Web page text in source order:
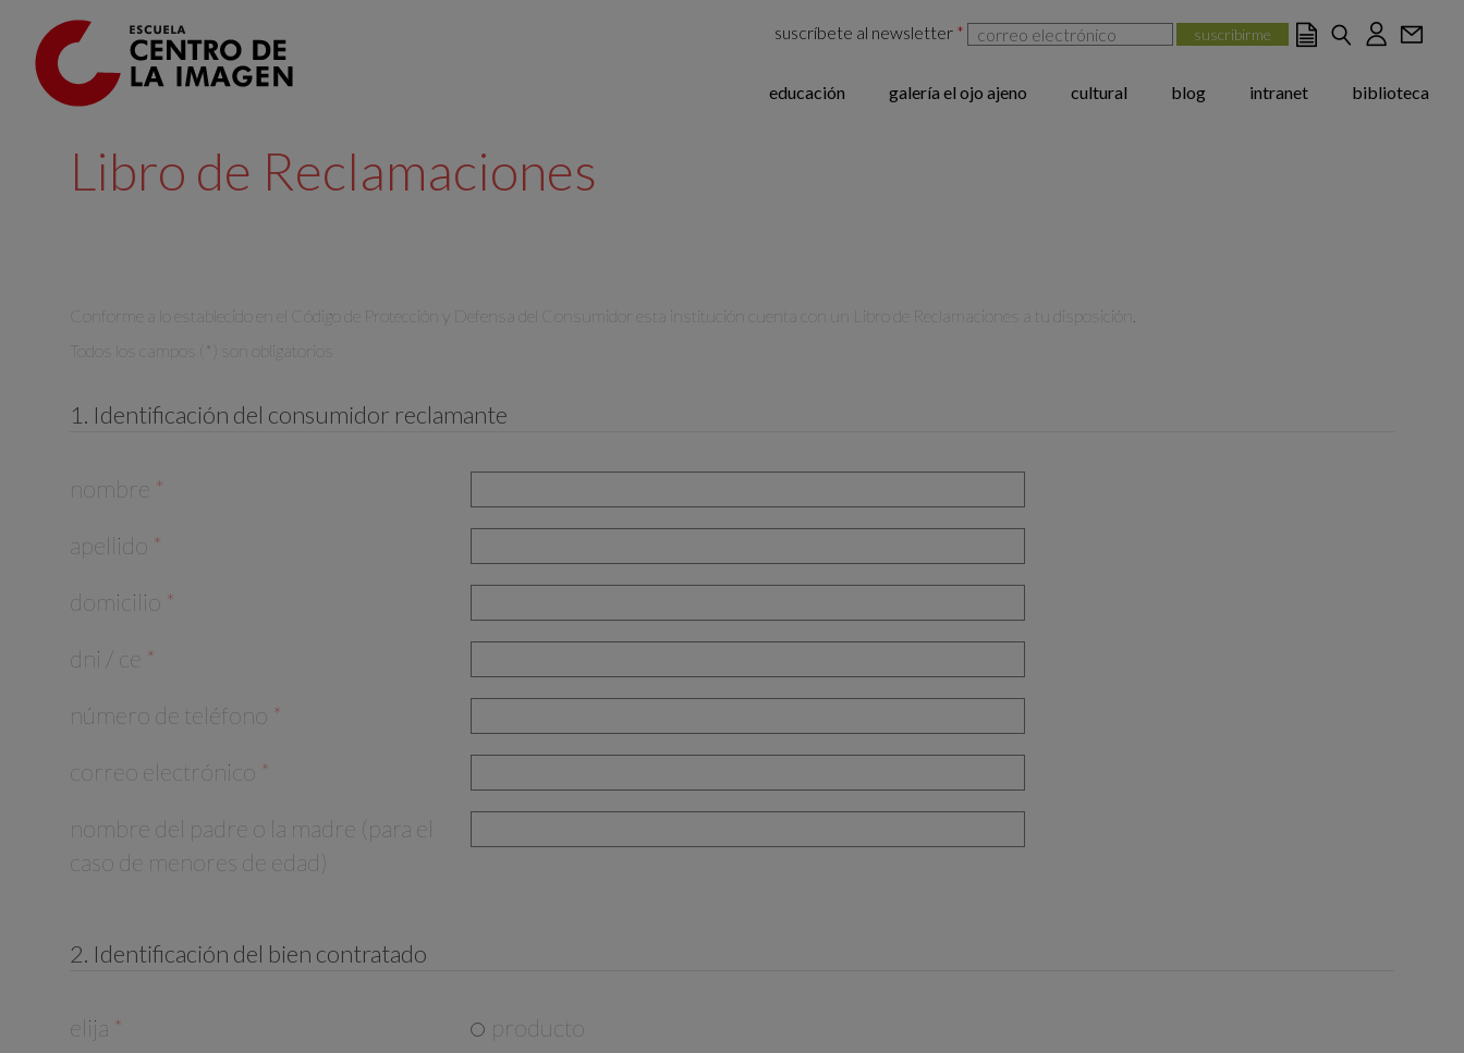
suscríbete al newsletter *
educación galería el ojo ajeno cultural blog intranet biblioteca
Libro de Reclamaciones
Conforme a lo establecido en el Código de Protección y Defensa del Consumidor esta institución cuenta con un Libro de Reclamaciones a tu disposición.
Todos los campos (*) son obligatorios
1. Identificación del consumidor reclamante
nombre *
apellido *
domicilio *
dni / ce *
número de teléfono *
correo electrónico *
nombre del padre o la madre (para el
caso de menores de edad)
2. Identificación del bien contratado
elija *
producto